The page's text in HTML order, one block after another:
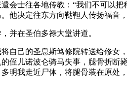
士往各地传教：“我们不可以
他决定往东方向鞑靼人传扬福音
并在圣伯多禄大堂讲道。
己的圣息斯笃修院转送给修女
侄儿诺波仑骑马失事，腿骨折断
明我走近尸体，将腿骨装在原处